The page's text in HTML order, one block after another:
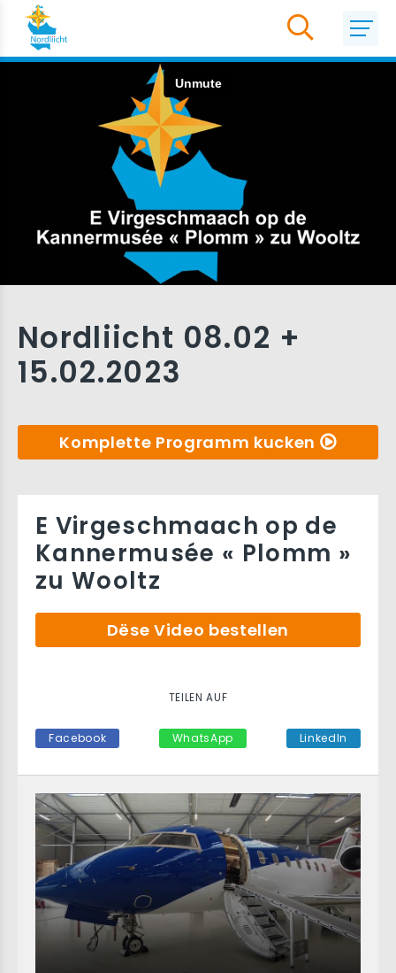
Nordliicht 08.02 +
15.02.2023
Komplette Programm kucken
E Virgeschmaach op de
Kannermusée « Plomm »
zu Wooltz
Dëse Video bestellen
TEILEN AUF
Facebook WhatsApp LinkedIn